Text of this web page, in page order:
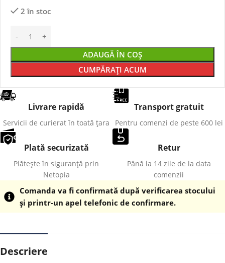
2 în stoc
ADAUGĂ ÎN COȘ
CUMPĂRAȚI ACUM
Livrare rapidă
Servicii de curierat în toată țara
Transport gratuit
Pentru comenzi de peste 600 lei
Plată securizată
Plătește în siguranță prin
Netopia
Retur
Până la 14 zile de la data
comenzii
Comanda va fi confirmată după verificarea stocului
și printr-un apel telefonic de confirmare.
Descriere